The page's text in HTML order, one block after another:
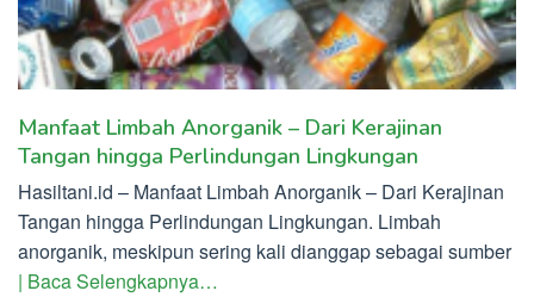
Manfaat Limbah Anorganik – Dari Kerajinan
Tangan hingga Perlindungan Lingkungan
Hasiltani.id – Manfaat Limbah Anorganik – Dari Kerajinan
Tangan hingga Perlindungan Lingkungan. Limbah
anorganik, meskipun sering kali dianggap sebagai sumber
| Baca Selengkapnya…